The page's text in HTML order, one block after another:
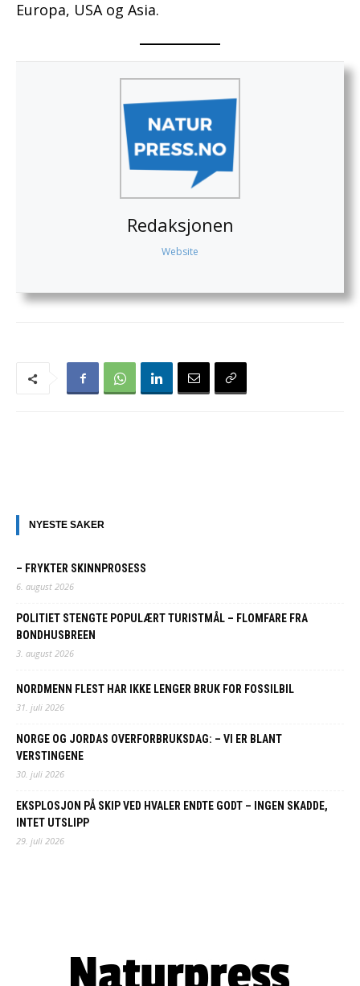
Europa, USA og Asia.
Redaksjonen
Website
NYESTE SAKER
– FRYKTER SKINNPROSESS
6. august 2026
POLITIET STENGTE POPULÆRT TURISTMÅL – FLOMFARE FRA
BONDHUSBREEN
3. august 2026
NORDMENN FLEST HAR IKKE LENGER BRUK FOR FOSSILBIL
31. juli 2026
NORGE OG JORDAS OVERFORBRUKSDAG: – VI ER BLANT
VERSTINGENE
30. juli 2026
EKSPLOSJON PÅ SKIP VED HVALER ENDTE GODT – INGEN SKADDE,
INTET UTSLIPP
29. juli 2026